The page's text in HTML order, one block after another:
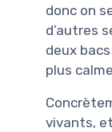
donc on
d’autres
deux
plus
vivants,